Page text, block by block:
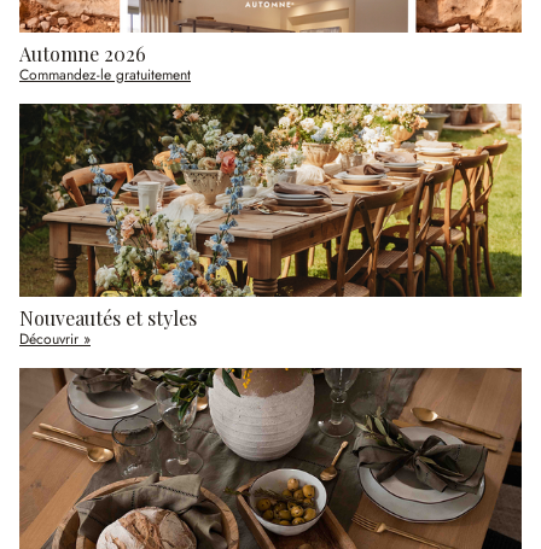
Automne 2026
Commandez-le gratuitement
Nouveautés et styles
Découvrir »